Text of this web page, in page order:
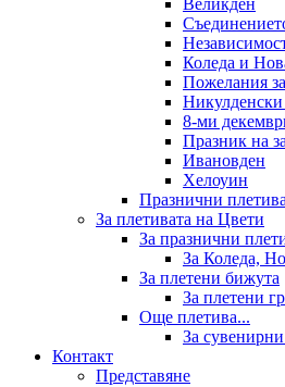
Коледа и
Пожелания
8-ми
Празник на
Ивановден
Хелоуин
Празнични плетива
За плетивата на Цвети
За празнични
За Коледа,
За плетени бижута
За плетени
Още плетива...
За
Контакт
Представяне